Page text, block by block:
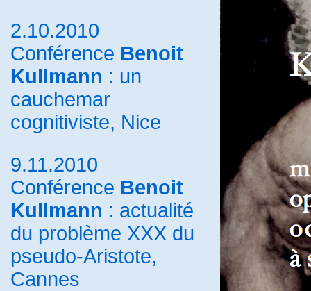
2.10.2010
Conférence Benoit
Kullmann : un
cauchemar
cognitiviste, Nice
9.11.2010
Conférence Benoit
Kullmann : actualité
du problème XXX du
pseudo-Aristote,
Cannes